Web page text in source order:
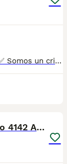
Chihuahua Hembra de Pam y Choco 4143 ✅ Somos un criadero autorizado y certificado por la Generalitat de Catalunya bajo el número de Núcleo Zoológico G25/00314. PARA MÁS INFORMACIÓN: ☎️ 933095977 📱 685878504 / 674320847 🐶 Programa una visita para conocerlos 💻 Más fotos y vídeos en nuestra web www.aquanatura.es 🚙 Hacemos envíos 📌 Calle Roger de Flor 45, muy cerca del Arc de Triomf de Barcelona, de Lunes a Sábados. Se entregan con sus vacunas, desparasitados interna y externamente, con microchip y su registro, cartilla sanitaria y contrato de garantías, documentación legal y factura. AQUANATURA
Chihuahua Hembra de Pam y Choco 4142 AQUANATURA